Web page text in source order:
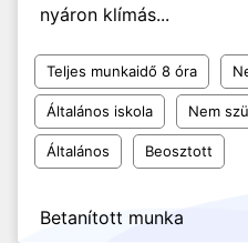
nyáron klímás...
Teljes munkaidő 8 óra
Általános iskola Nem
Általános Beosztott
Betanított munka